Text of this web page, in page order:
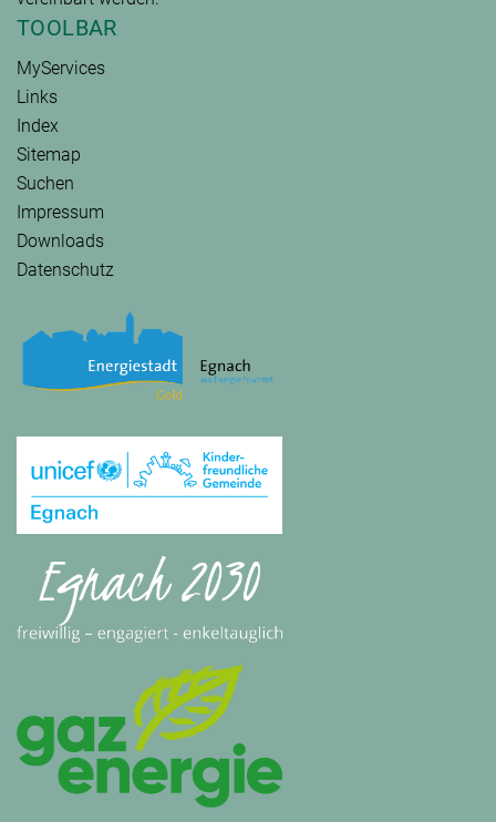
TOOLBAR
MyServices
Links
Index
Sitemap
Suchen
Impressum
Downloads
Datenschutz